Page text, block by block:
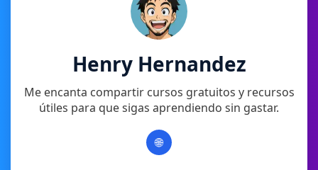
Henry Hernandez
Me encanta compartir cursos gratuitos y recursos
útiles para que sigas aprendiendo sin gastar.
🌐